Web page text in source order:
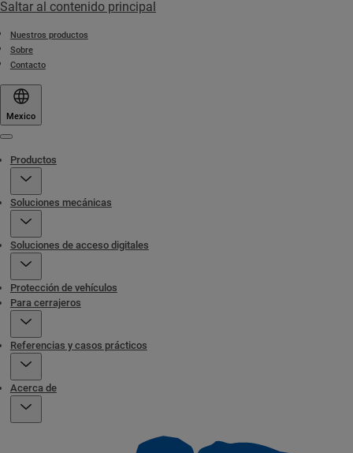
Saltar al contenido principal
Nuestros productos
Sobre
Contacto
Mexico
Productos
Soluciones mecánicas
Soluciones de acceso digitales
Protección de vehículos
Para cerrajeros
Referencias y casos prácticos
Acerca de